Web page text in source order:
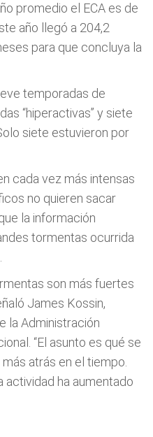
promedio el ECA es de
año llegó a 204,2
para que concluya la
temporadas de
“hiperactivas” y siete
siete estuvieron por
cada vez más intensas
no quieren sacar
la información
tormentas ocurrida
son más fuertes
James Kossin,
la Administración
“El asunto es qué se
atrás en el tiempo.
actividad ha aumentado